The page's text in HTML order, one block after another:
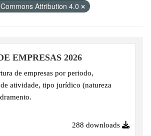
Attribution 4.0
EMPRESAS 2026
de empresas por periodo,
atividade, tipo jurídico (natureza
288 downloads